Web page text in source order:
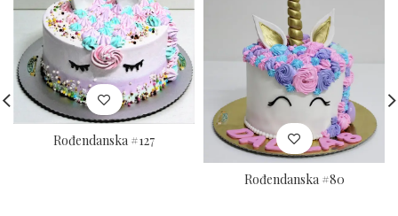
Rođendanska #127
Rođendanska #80